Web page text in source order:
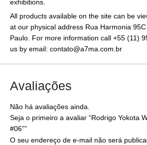
exhibitions.
All products available on the site can be
at our physical address Rua Harmonia
Paulo. For more information call +55 (11)
us by email: contato@a7ma.com.br
Avaliações
Não há avaliações ainda.
Seja o primeiro a avaliar “Rodrigo Yokota
#06””
O seu endereço de e-mail não será